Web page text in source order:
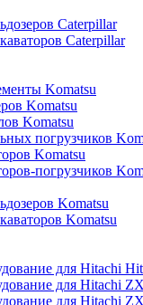
Caterpillar
Caterpillar
Komatsu
Komatsu
Komatsu
погрузчиков
Komatsu
погрузчиков
Komatsu
Komatsu
для Hitachi
для Hitachi
для Hitachi